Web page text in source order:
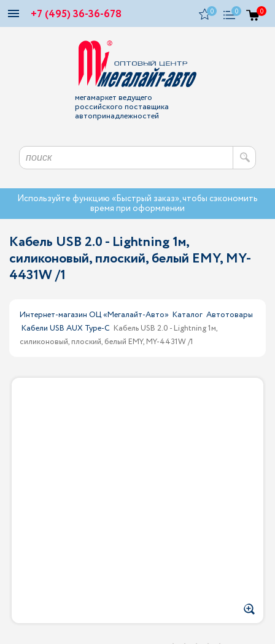
+7 (495) 36-36-678 0 0 0
мегамаркет ведущего
российского поставщика
автопринадлежностей
Используйте функцию «Быстрый заказ», чтобы сэкономить
время при оформлении
Кабель USB 2.0 - Lightning 1м,
силиконовый, плоский, белый EMY, MY-
4431W /1
Интернет-магазин ОЦ «Мегалайт-Авто» Каталог Автотовары
Кабели USB AUX Type-C Кабель USB 2.0 - Lightning 1м,
силиконовый, плоский, белый EMY, MY-4431W /1